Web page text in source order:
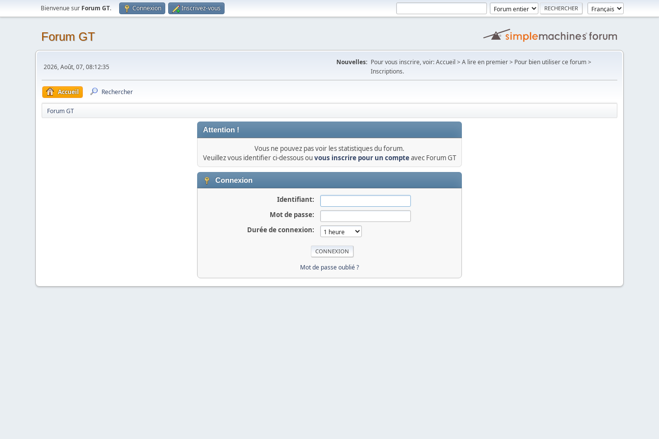
Bienvenue sur Forum GT. Connexion Inscrivez-vous
Forum GT
2026, Août, 07, 08:12:35
Nouvelles: Pour vous inscrire, voir: Accueil > A lire en premier > Pour bien utiliser ce forum >
Inscriptions.
Accueil Rechercher
Forum GT
Attention !
Vous ne pouvez pas voir les statistiques du forum.
Veuillez vous identifier ci-dessous ou vous inscrire pour un compteavec Forum GT
Connexion
Identifiant:
Mot de passe:
Durée de connexion:
Mot de passe oublié ?